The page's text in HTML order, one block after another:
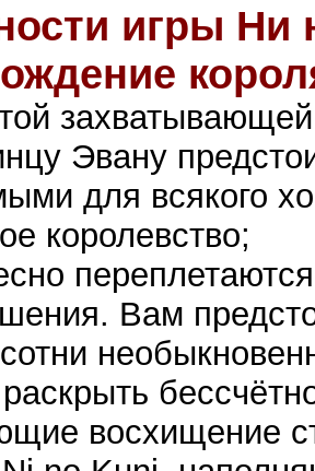
игры Ни
Эвану
для всякого
королевство;
Вам
сотни
восхищение